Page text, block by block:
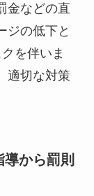
金などの直
ジの低下と
を伴いま
適切な対策
から罰則